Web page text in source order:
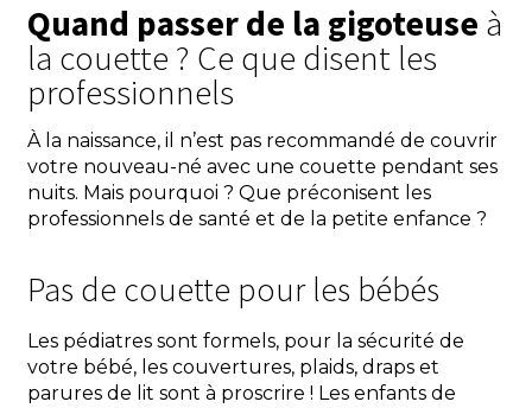
Quand passer de la gigoteuse à
la couette ? Ce que disent les
professionnels
À la naissance, il n’est pas recommandé de couvrir
votre nouveau-né avec une couette pendant ses
nuits. Mais pourquoi ? Que préconisent les
professionnels de santé et de la petite enfance ?
Pas de couette pour les bébés
Les pédiatres sont formels, pour la sécurité de
votre bébé, les couvertures, plaids, draps et
parures de lit sont à proscrire ! Les enfants de